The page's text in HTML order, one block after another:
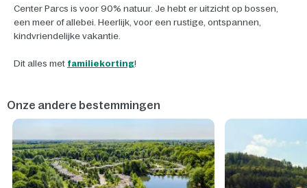
Center Parcs is voor 90% natuur. Je hebt er uitzicht op bossen,
een meer of allebei. Heerlijk, voor een rustige, ontspannen,
kindvriendelijke vakantie.
Dit alles met familiekorting!
Onze andere bestemmingen